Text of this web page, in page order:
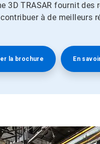
3D TRASAR fournit
à de meilleurs
la brochure En